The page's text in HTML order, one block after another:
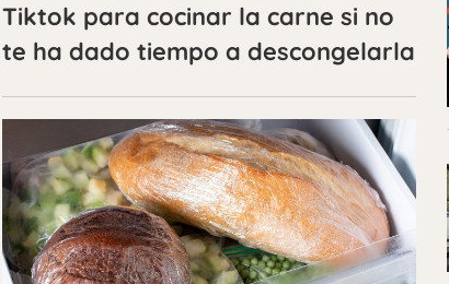
Tiktok para cocinar la carne si no
te ha dado tiempo a descongelarla